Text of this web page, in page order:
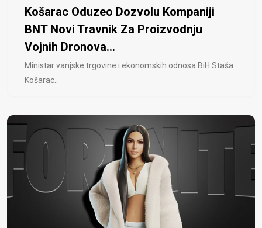
Košarac Oduzeo Dozvolu Kompaniji
BNT Novi Travnik Za Proizvodnju
Vojnih Dronova...
Ministar vanjske trgovine i ekonomskih odnosa BiH Staša
Košarac..